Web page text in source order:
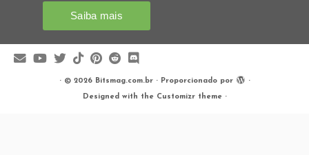
· © 2026 Bitsmag.com.br· Proporcionado por ·
Designed with the Customizr theme ·